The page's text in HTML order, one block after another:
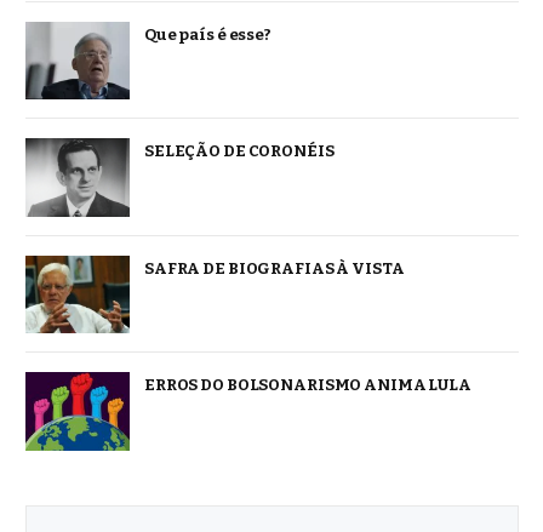
Que país é esse?
SELEÇÃO DE CORONÉIS
SAFRA DE BIOGRAFIAS À VISTA
ERROS DO BOLSONARISMO ANIMA LULA